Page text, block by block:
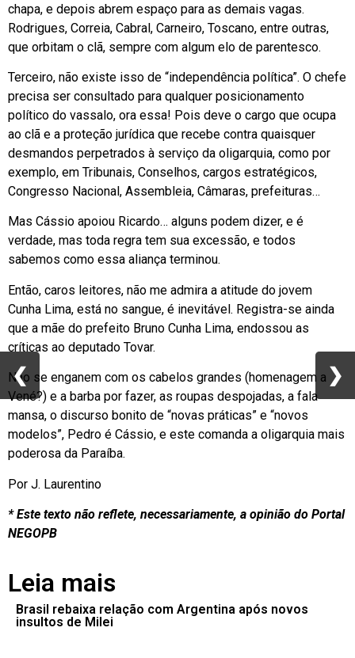
chapa, e depois abrem espaço para as demais vagas.
Rodrigues, Correia, Cabral, Carneiro, Toscano, entre outras,
que orbitam o clã, sempre com algum elo de parentesco.
Terceiro, não existe isso de “independência política”. O chefe
precisa ser consultado para qualquer posicionamento
político do vassalo, ora essa! Pois deve o cargo que ocupa
ao clã e a proteção jurídica que recebe contra quaisquer
desmandos perpetrados à serviço da oligarquia, como por
exemplo, em Tribunais, Conselhos, cargos estratégicos,
Congresso Nacional, Assembleia, Câmaras, prefeituras…
Mas Cássio apoiou Ricardo… alguns podem dizer, e é
verdade, mas toda regra tem sua excessão, e todos
sabemos como essa aliança terminou.
Então, caros leitores, não me admira a atitude do jovem
Cunha Lima, está no sangue, é inevitável. Registra-se ainda
que a mãe do prefeito Bruno Cunha Lima, endossou as
críticas ao deputado Tovar.
Não se enganem com os cabelos grandes (homenagem a
Vené?) e a barba por fazer, as roupas despojadas, a fala
mansa, o discurso bonito de “novas práticas” e “novos
modelos”, Pedro é Cássio, e este comanda a oligarquia mais
poderosa da Paraíba.
Por J. Laurentino
* Este texto não reflete, necessariamente, a opinião do Portal
NEGOPB
Leia mais
Brasil rebaixa relação com Argentina após novos
insultos de Milei
❮ ❯
❮ ❯